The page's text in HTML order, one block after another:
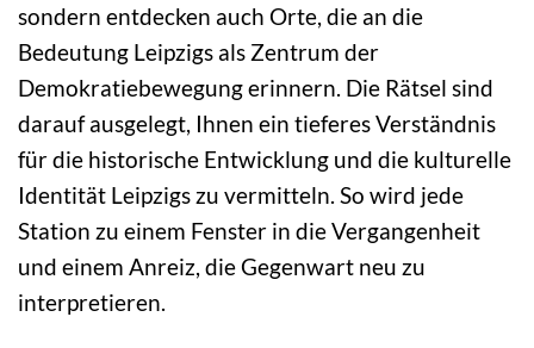
sondern entdecken auch Orte, die an die
Bedeutung Leipzigs als Zentrum der
Demokratiebewegung erinnern. Die Rätsel sind
darauf ausgelegt, Ihnen ein tieferes Verständnis
für die historische Entwicklung und die kulturelle
Identität Leipzigs zu vermitteln. So wird jede
Station zu einem Fenster in die Vergangenheit
und einem Anreiz, die Gegenwart neu zu
interpretieren.